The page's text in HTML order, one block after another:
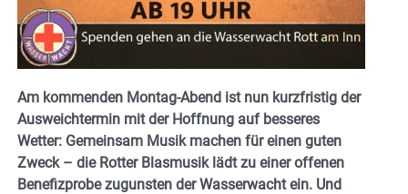
Am kommenden Montag-Abend ist nun kurzfristig der
Ausweichtermin mit der Hoffnung auf besseres
Wetter: Gemeinsam Musik machen für einen guten
Zweck – die Rotter Blasmusik lädt zu einer offenen
Benefizprobe zugunsten der Wasserwacht ein. Und